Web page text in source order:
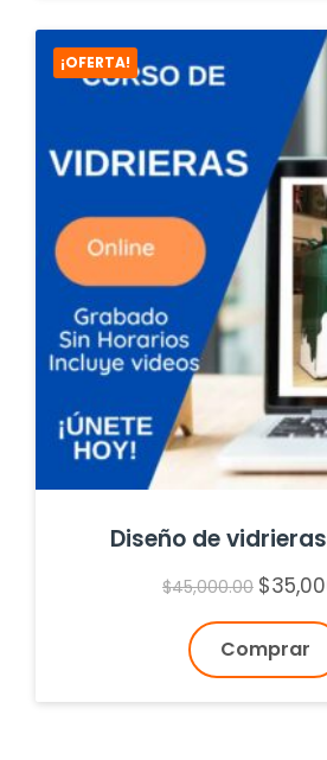
¡OFERTA!
Diseño de
$45,000.00 El
original
era:
$
Comprar